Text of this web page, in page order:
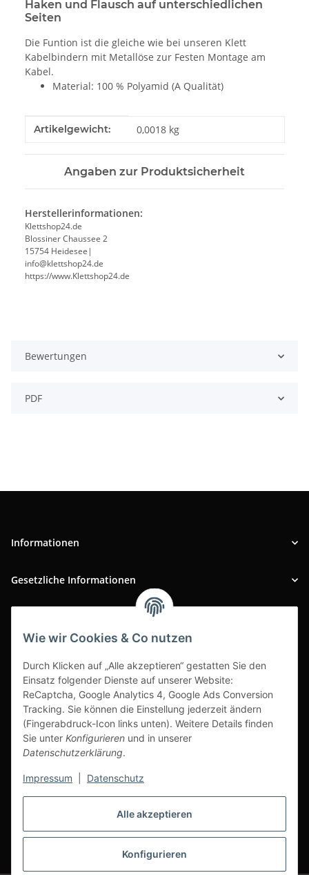
Alle akzeptieren
Konfigurieren
Wie wir Cookies & Co nutzen
Durch Klicken auf „Alle akzeptieren“ gestatten Sie den
Einsatz folgender Dienste auf unserer Website:
ReCaptcha, Google Analytics 4, Google Ads Conversion
Tracking. Sie können die Einstellung jederzeit ändern
(Fingerabdruck-Icon links unten). Weitere Details finden
Sie unter Konfigurieren und in unserer
Datenschutzerklärung.
Impressum Datenschutz
Haken und Flausch auf unterschiedlichen
Seiten
Die Funtion ist die gleiche wie bei unseren Klett
Kabelbindern mit Metallöse zur Festen Montage am
Kabel.
Material: 100 % Polyamid (A Qualität)
Produkteigenschaft
Wert
Artikelgewicht: 0,0018 kg
Angaben zur Produktsicherheit
Herstellerinformationen:
Klettshop24.de
Blossiner Chaussee 2
15754 Heidesee|
info@klettshop24.de
https://www.Klettshop24.de
Bewertungen
PDF
Informationen
Gesetzliche Informationen
Vertrag widerrufen
* Alle Preise inkl. gesetzlicher USt., zzgl.Versand